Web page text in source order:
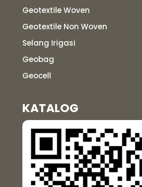
Geotextile Woven
Geotextile Non Woven
Selang Irigasi
Geobag
Geocell
KATALOG